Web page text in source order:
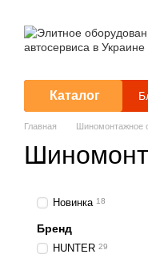
Каталог
Главная Шиномонтажное
Новинка 18
Бренд
HUNTER 29